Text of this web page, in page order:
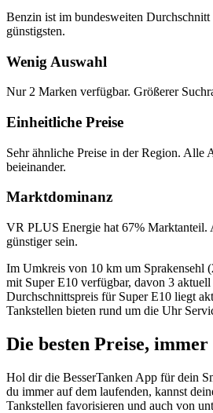
Benzin ist im bundesweiten
günstigsten.
Wenig Auswahl
Nur 2 Marken verfügbar. Größerer
Einheitliche Preise
Sehr ähnliche Preise in der Region. Alle
beieinander.
Marktdominanz
VR PLUS Energie hat 67% Marktanteil.
günstiger sein.
Im Umkreis von 10 km um Sprakensehl
mit Super E10 verfügbar, davon 3
Durchschnittspreis für Super E10 liegt
Tankstellen bieten rund um die Uhr
Die besten Preise, immer
Hol dir die BesserTanken App für dein
du immer auf dem laufenden, kannst
Tankstellen favorisieren und auch von